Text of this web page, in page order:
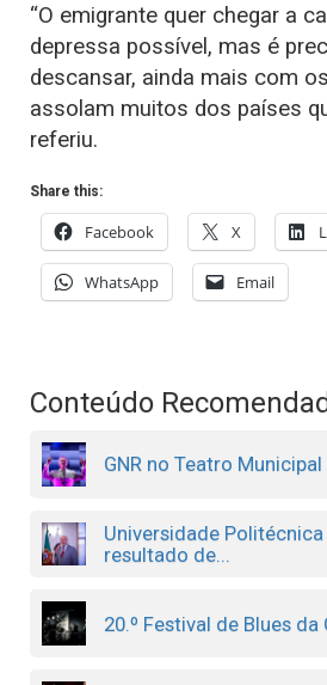
“O emigrante quer chegar a
depressa possível, mas é
descansar, ainda mais com
assolam muitos dos países
referiu.
Share this:
Facebook X
WhatsApp Email
Conteúdo
GNR no Teatro
Universidade Politécnica
resultado de...
20.º Festival de Blues da